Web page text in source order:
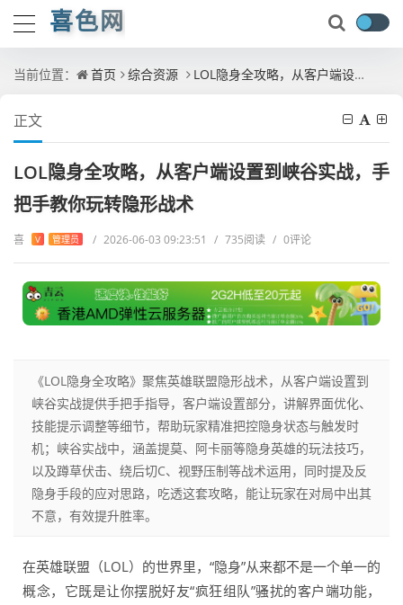
喜色网
当前位置： 首页 综合资源 LOL隐身全攻略，从客户端设置到峡谷实战，手把手教你玩转隐形战术
正文
LOL隐身全攻略，从客户端设置到峡谷实战，手
把手教你玩转隐形战术
喜 V 管理员 / 2026-06-03 09:23:51 / 735阅读 / 0评论
《LOL隐身全攻略》聚焦英雄联盟隐形战术，从客户端设置到
峡谷实战提供手把手指导，客户端设置部分，讲解界面优化、
技能提示调整等细节，帮助玩家精准把控隐身状态与触发时
机；峡谷实战中，涵盖提莫、阿卡丽等隐身英雄的玩法技巧，
以及蹲草伏击、绕后切C、视野压制等战术运用，同时提及反
隐身手段的应对思路，吃透这套攻略，能让玩家在对局中出其
不意，有效提升胜率。
在英雄联盟（LOL）的世界里，“隐身”从来都不是一个单一的
概念，它既是让你摆脱好友“疯狂组队”骚扰的客户端功能，